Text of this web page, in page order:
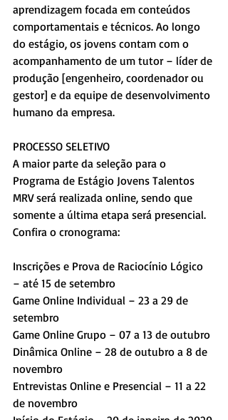
aprendizagem focada em conteúdos
comportamentais e técnicos. Ao longo
do estágio, os jovens contam com o
acompanhamento de um tutor – líder de
produção [engenheiro, coordenador ou
gestor] e da equipe de desenvolvimento
humano da empresa.
PROCESSO SELETIVO
A maior parte da seleção para o
Programa de Estágio Jovens Talentos
MRV será realizada online, sendo que
somente a última etapa será presencial.
Confira o cronograma:
Inscrições e Prova de Raciocínio Lógico
– até 15 de setembro
Game Online Individual – 23 a 29 de
setembro
Game Online Grupo – 07 a 13 de outubro
Dinâmica Online – 28 de outubro a 8 de
novembro
Entrevistas Online e Presencial – 11 a 22
de novembro